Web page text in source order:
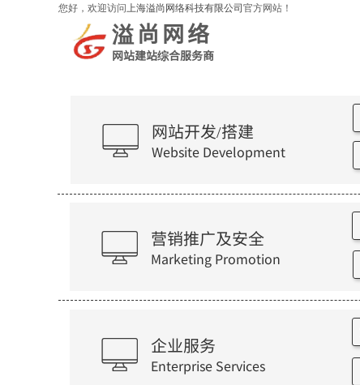
溢尚网络
网站建站综合服务商
您好，欢迎访问上海溢尚网络科技有限公司 官方网站！
网站开发/搭建
Website Development
企业服务
Enterprise Services
营销推广及安全
Marketing Promotion